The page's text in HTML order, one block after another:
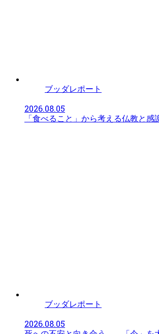
ブッダレポート
2026.08.05
「食べること」から考える仏教と感
ブッダレポート
2026.08.05